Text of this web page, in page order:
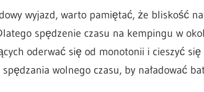
wyjazd, warto pamiętać, że bliskość
spędzenie czasu na kempingu w
oderwać się od monotonii i cieszyć
wolnego czasu, by naładować